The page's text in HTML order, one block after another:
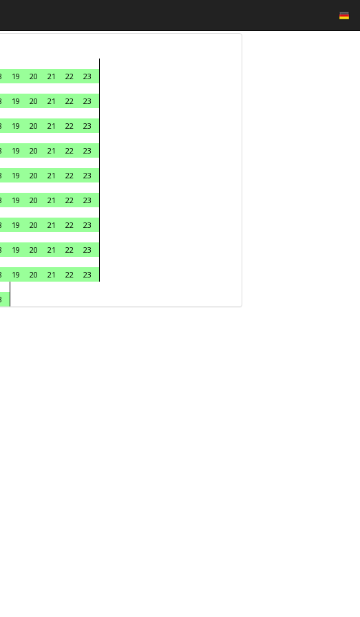
19 20 21 22
23
19 20 21 22
23
19 20 21 22
23
19 20 21 22
23
19 20 21 22
23
19 20 21 22
23
19 20 21 22
23
19 20 21 22
23
19 20 21 22
23